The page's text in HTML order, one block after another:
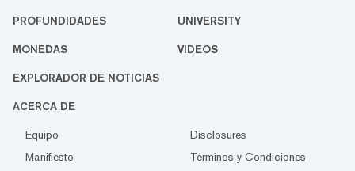
PROFUNDIDADES UNIVERSITY
MONEDAS VIDEOS
EXPLORADOR DE NOTICIAS
ACERCA DE
Equipo
Disclosures
Manifiesto
Términos y Condiciones